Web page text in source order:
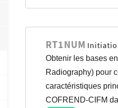
RT1NUM
Obtenir les bases
Radiography) pour
caractéristiques
COFREND-CIFM